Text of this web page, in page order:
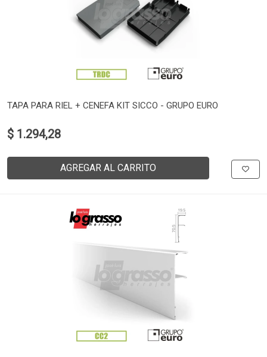
TAPA PARA RIEL + CENEFA KIT SICCO - GRUPO EURO
$ 1.294,28
AGREGAR AL CARRITO